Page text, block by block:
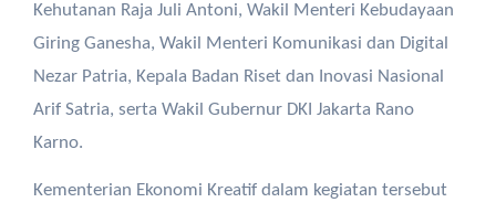
Kehutanan Raja Juli Antoni, Wakil Menteri Kebudayaan
Giring Ganesha, Wakil Menteri Komunikasi dan Digital
Nezar Patria, Kepala Badan Riset dan Inovasi Nasional
Arif Satria, serta Wakil Gubernur DKI Jakarta Rano
Karno.
Kementerian Ekonomi Kreatif dalam kegiatan tersebut